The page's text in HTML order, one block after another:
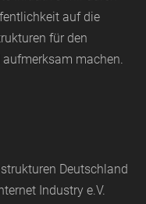
auf die
für den
machen.
Deutschland
Industry e.V.